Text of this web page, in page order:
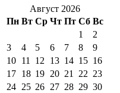
Август 2026
Пн Вт Ср Чт Пт Сб Вс
1
2
3
4 5 6 7 8
9
10 11 12 13 14 15 16
17 18 19 20 21 22 23
24 25 26 27 28 29 30